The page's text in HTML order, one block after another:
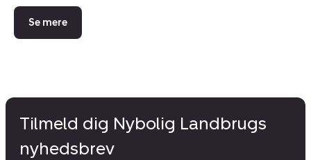
Se mere
Tilmeld dig Nybolig Landbrugs
nyhedsbrev